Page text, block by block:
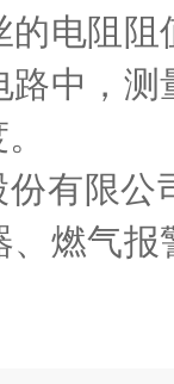
的电阻
路中，
有限公
燃气